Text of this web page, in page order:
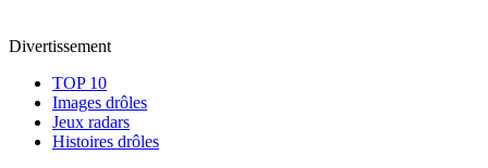
Divertissement
TOP 10
Images drôles
Jeux radars
Histoires drôles